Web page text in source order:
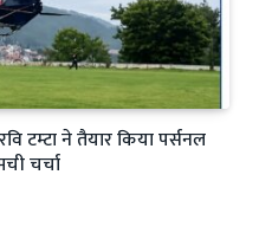
टम्टा ने तैयार किया पर्सनल
चर्चा